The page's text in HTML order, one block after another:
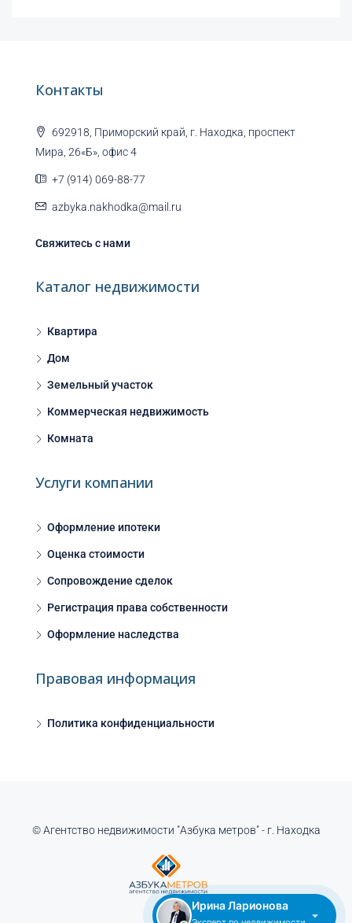
Контакты
692918, Приморский край, г. Находка, проспект
Мира, 26«Б», офис 4
+7 (914) 069-88-77
azbyka.nakhodka@mail.ru
Свяжитесь с нами
Каталог недвижимости
Квартира
Дом
Земельный участок
Коммерческая недвижимость
Комната
Услуги компании
Оформление ипотеки
Оценка стоимости
Сопровождение сделок
Регистрация права собственности
Оформление наследства
Правовая информация
Политика конфиденциальности
© Агентство недвижимости "Азбука метров" - г. Находка
Ирина Ларионова